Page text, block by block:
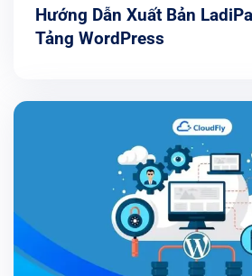
Hướng Dẫn Xuất Bản
Tảng WordPress